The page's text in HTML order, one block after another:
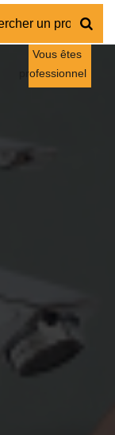
Vous êtes
professionnel